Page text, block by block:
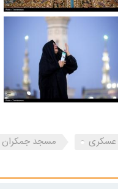
عسکری
مسجد جمکران